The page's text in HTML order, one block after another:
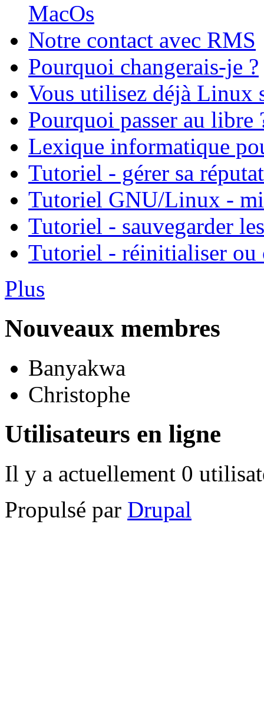
MacOs
Notre contact avec RMS
Pourquoi changerais-je ?
Vous utilisez déjà Linux
Pourquoi passer au libre
Lexique informatique
Tutoriel - gérer sa
Tutoriel GNU/Linux -
Tutoriel - sauvegarder
Tutoriel - réinitialiser ou
Plus
Nouveaux membres
Banyakwa
Christophe
Utilisateurs en ligne
Il y a actuellement 0
Propulsé par Drupal